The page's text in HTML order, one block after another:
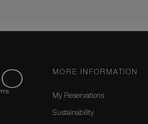
MORE INFORMATION
My Reservations
Sustainability